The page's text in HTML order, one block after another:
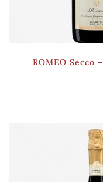
ROMEO Secco